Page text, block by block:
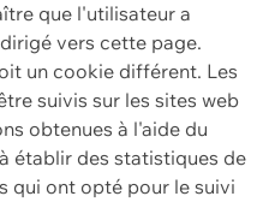
que l'utilisateur a
vers cette page.
un cookie différent. Les
suivis sur les sites web
obtenues à l'aide du
établir des statistiques de
qui ont opté pour le suivi